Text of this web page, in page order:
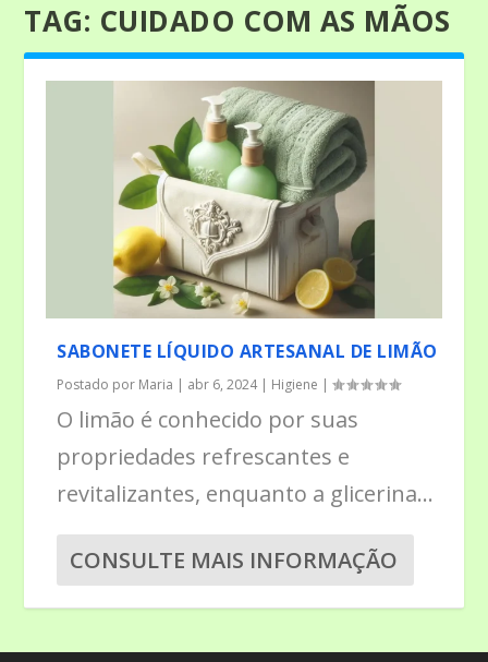
TAG: CUIDADO COM AS MÃOS
SABONETE LÍQUIDO ARTESANAL DE LIMÃO
Postado por Maria | abr 6, 2024| Higiene |
O limão é conhecido por suas
propriedades refrescantes e
revitalizantes, enquanto a glicerina...
CONSULTE MAIS INFORMAÇÃO